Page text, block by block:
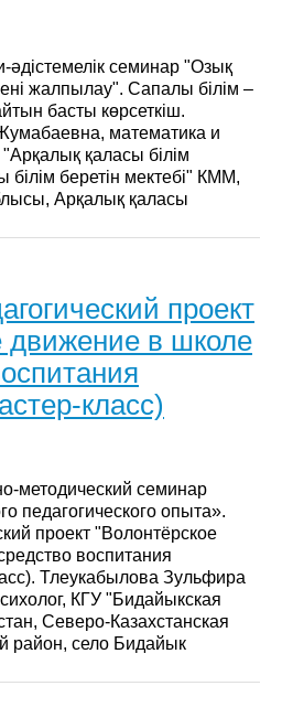
семинар "Озық
жалпылау". Сапалы білім –
басты көрсеткіш.
математика и
қаласы білім
білім беретін мектебі" КММ,
Арқалық қаласы
проект
движение в школе
класс)
методический семинар
педагогического опыта».
проект "Волонтёрское
воспитания
Тлеукабылова Зульфира
КГУ "Бидайыкская
Северо-Казахстанская
район, село Бидайык